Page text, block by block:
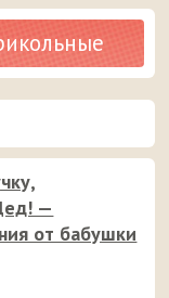
—
от бабушки